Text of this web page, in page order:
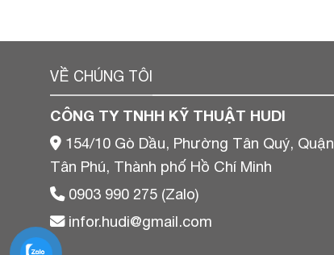
VỀ CHÚNG TÔI
CÔNG TY TNHH KỸ THUẬT HUDI
154/10 Gò Dầu, Phường Tân Quý, Quận
Tân Phú, Thành phố Hồ Chí Minh
0903 990 275 (Zalo)
infor.hudi@gmail.com